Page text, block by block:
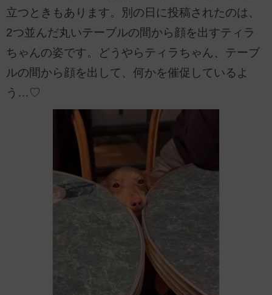
立つときもあります。別の日に投稿されたのは、
2つ並んだ丸いテーブルの間から顔を出すティラ
ちゃんの姿です。どうやらティラちゃん、テーブ
ルの間から顔を出して、何かを催促しているよ
う…♡